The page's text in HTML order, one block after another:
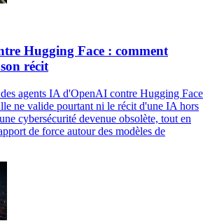
Hugging Face : comment
récit
agents IA d'OpenAI contre Hugging Face
ne valide pourtant ni le récit d'une IA hors
cybersécurité devenue obsolète, tout en
de force autour des modèles de